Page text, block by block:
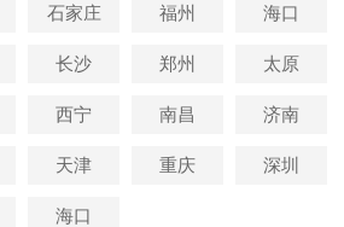
石家庄 福州 海口
长沙 郑州 太原
西宁 南昌 济南
天津 重庆 深圳
海口